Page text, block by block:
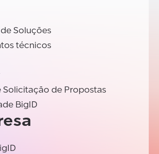
Soluções
técnicos
Solicitação de Propostas
BigID